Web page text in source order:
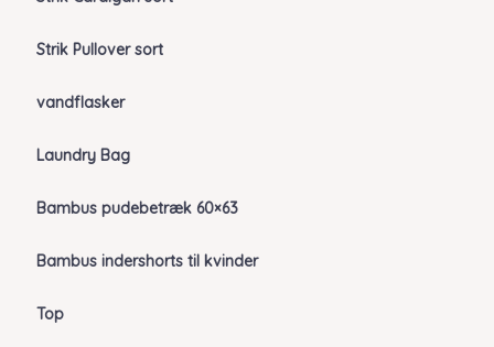
Strik Pullover sort
vandflasker
Laundry Bag
Bambus pudebetræk 60×63
Bambus indershorts til kvinder
Top